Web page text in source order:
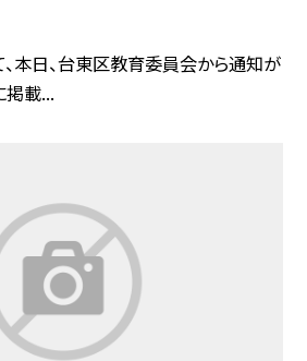
本日、台東区教育委員会から通知が
掲載...